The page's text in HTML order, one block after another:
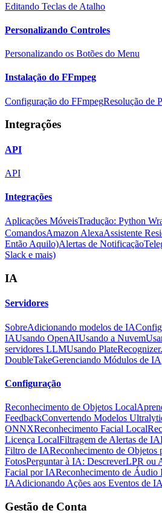
Editando Teclas de Atalho
Personalizando Controles
Personalizando os Botões do Menu
Instalação do FFmpeg
Configuração do FFmpegResolução de
Integrações
API
API
Integrações
Aplicações MóveisTradução: Python
ComandosAmazon AlexaAssistente
Então Aquilo)Alertas de Notificação
Slack e mais)
IA
Servidores
SobreAdicionando modelos de IA
IAUsando OpenAIUsando a Nuvem
servidores LLMUsando
DoubleTakeGerenciando Módulos de IA
Configuração
Reconhecimento de Objetos Local
FeedbackConvertendo Modelos
ONNXReconhecimento Facial Local
Licença LocalFiltragem de Alertas de IA
Filtro de IAReconhecimento de Objetos
FotosPerguntar à IA: DescreverLPR ou
Facial por IAReconhecimento de Áudio
IAAdicionando Ações aos Eventos de IA
Gestão de Conta